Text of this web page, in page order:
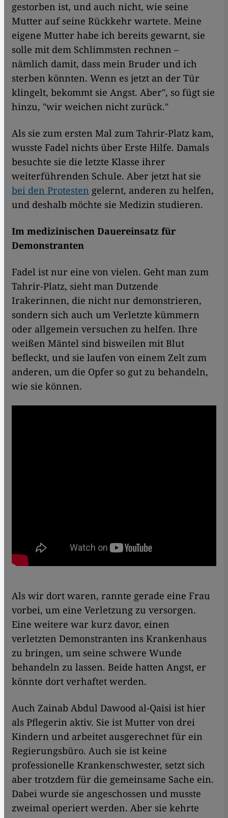
gestorben ist, und auch nicht, wie seine
Mutter auf seine Rückkehr wartete. Meine
eigene Mutter habe ich bereits gewarnt, sie
solle mit dem Schlimmsten rechnen –
nämlich damit, dass mein Bruder und ich
sterben könnten. Wenn es jetzt an der Tür
klingelt, bekommt sie Angst. Aber", so fügt sie
hinzu, "wir weichen nicht zurück."
Als sie zum ersten Mal zum Tahrir-Platz kam,
wusste Fadel nichts über Erste Hilfe. Damals
besuchte sie die letzte Klasse ihrer
weiterführenden Schule. Aber jetzt hat sie
bei den Protesten gelernt, anderen zu helfen,
und deshalb möchte sie Medizin studieren.
Im medizinischen Dauereinsatz für
Demonstranten
Fadel ist nur eine von vielen. Geht man zum
Tahrir-Platz, sieht man Dutzende
Irakerinnen, die nicht nur demonstrieren,
sondern sich auch um Verletzte kümmern
oder allgemein versuchen zu helfen. Ihre
weißen Mäntel sind bisweilen mit Blut
befleckt, und sie laufen von einem Zelt zum
anderen, um die Opfer so gut zu behandeln,
wie sie können.
Als wir dort waren, rannte gerade eine Frau
vorbei, um eine Verletzung zu versorgen.
Eine weitere war kurz davor, einen
verletzten Demonstranten ins Krankenhaus
zu bringen, um seine schwere Wunde
behandeln zu lassen. Beide hatten Angst, er
könnte dort verhaftet werden.
Auch Zainab Abdul Dawood al-Qaisi ist hier
als Pflegerin aktiv. Sie ist Mutter von drei
Kindern und arbeitet ausgerechnet für ein
Regierungsbüro. Auch sie ist keine
professionelle Krankenschwester, setzt sich
aber trotzdem für die gemeinsame Sache ein.
Dabei wurde sie angeschossen und musste
zweimal operiert werden. Aber sie kehrte